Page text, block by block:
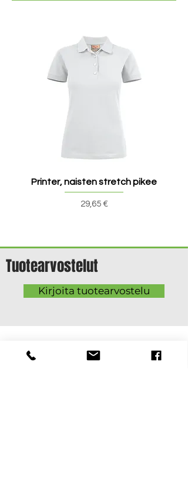
Printer, naisten stretch pikee
Hinta
29,65 €
Tuotearvostelut
Kirjoita tuotearvostelu